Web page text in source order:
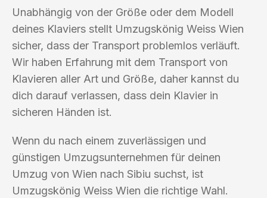
Unabhängig von der Größe oder dem Modell
deines Klaviers stellt Umzugskönig Weiss Wien
sicher, dass der Transport problemlos verläuft.
Wir haben Erfahrung mit dem Transport von
Klavieren aller Art und Größe, daher kannst du
dich darauf verlassen, dass dein Klavier in
sicheren Händen ist.
Wenn du nach einem zuverlässigen und
günstigen Umzugsunternehmen für deinen
Umzug von Wien nach Sibiu suchst, ist
Umzugskönig Weiss Wien die richtige Wahl.